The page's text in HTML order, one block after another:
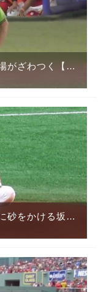
がざわつく【野
砂をかける坂本